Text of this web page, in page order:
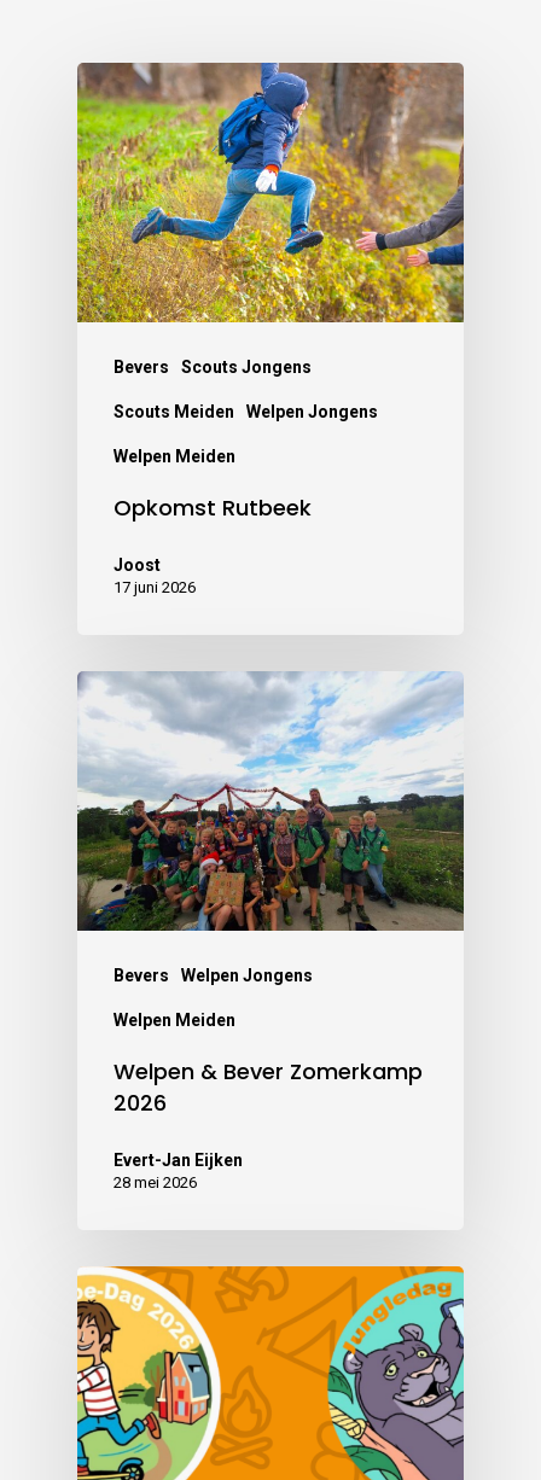
Bevers Scouts Jongens
Scouts Meiden Welpen Jongens
Welpen Meiden
Opkomst Rutbeek
Joost
17 juni 2026
Bevers Welpen Jongens
Welpen Meiden
Welpen & Bever Zomerkamp
2026
Evert-Jan Eijken
28 mei 2026